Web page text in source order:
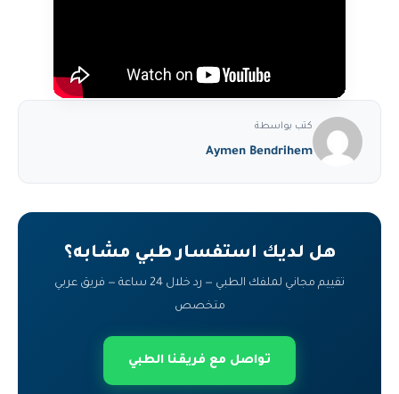
كتب بواسطة
Aymen Bendrihem
هل لديك استفسار طبي مشابه؟
تقييم مجاني لملفك الطبي — رد خلال 24 ساعة — فريق عربي
متخصص
تواصل مع فريقنا الطبي